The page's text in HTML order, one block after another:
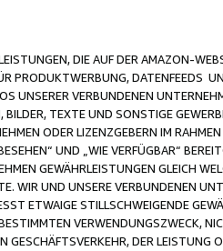
DIE AUF DER AMAZON-
PRODUKTWERBUNG, DATENFEEDS
UNSERER VERBUNDENEN
TEXTE UND SONSTIGE
ODER LIZENZGEBERN IM
UND „WIE VERFÜGBAR“
GEWÄHRLEISTUNGEN GLEICH
WIR UND UNSERE VERBUNDENEN
ETWAIGE STILLSCHWEIGENDE
VERWENDUNGSZWECK,
DER LEISTUNG